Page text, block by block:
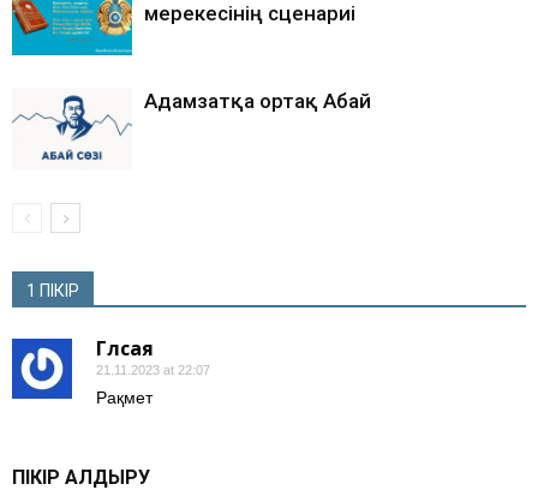
мерекесінің сценариі
Адамзатқа ортақ Абай
1 ПІКІР
Гүлсая
21.11.2023 at 22:07
Рақмет
ПІКІР ҚАЛДЫРУ